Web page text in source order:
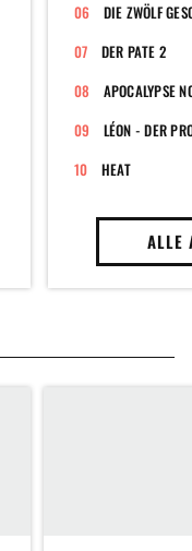
DIE ZWÖLF
DER PATE 2
APOCALYPSE
LÉON - DER
HEAT
ALLE